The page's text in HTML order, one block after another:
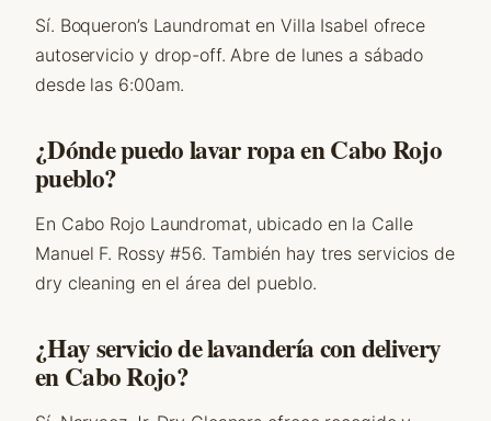
Sí. Boqueron’s Laundromat en Villa Isabel ofrece
autoservicio y drop-off. Abre de lunes a sábado
desde las 6:00am.
¿Dónde puedo lavar ropa en Cabo Rojo
pueblo?
En Cabo Rojo Laundromat, ubicado en la Calle
Manuel F. Rossy #56. También hay tres servicios de
dry cleaning en el área del pueblo.
¿Hay servicio de lavandería con delivery
en Cabo Rojo?